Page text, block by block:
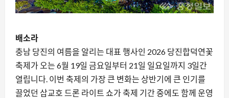
배소라
충남 당진의 여름을 알리는 대표 행사인 2026 당진합덕연꽃
축제가 오는 6월 19일 금요일부터 21일 일요일까지 3일간
열립니다. 이번 축제의 가장 큰 변화는 상반기에 큰 인기를
끌었던 삽교호 드론 라이트 쇼가 축제 기간 중에도 함께 운영